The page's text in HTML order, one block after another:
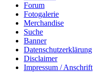
Forum
Fotogalerie
Merchandise
Suche
Banner
Datenschutzerklärung
Disclaimer
Impressum / Anschrift